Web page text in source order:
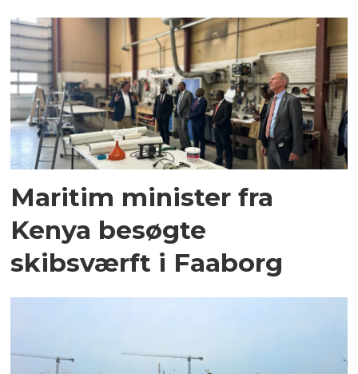
Maritim minister fra
Kenya besøgte
skibsværft i Faaborg